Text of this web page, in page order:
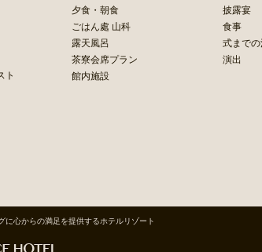
ト
夕食・朝食
ごはん處 山科
露天風呂
茶寮会席プラン
館内施設
披露宴
食事
式まで
演出
心からの満足を提供するホテルリゾート